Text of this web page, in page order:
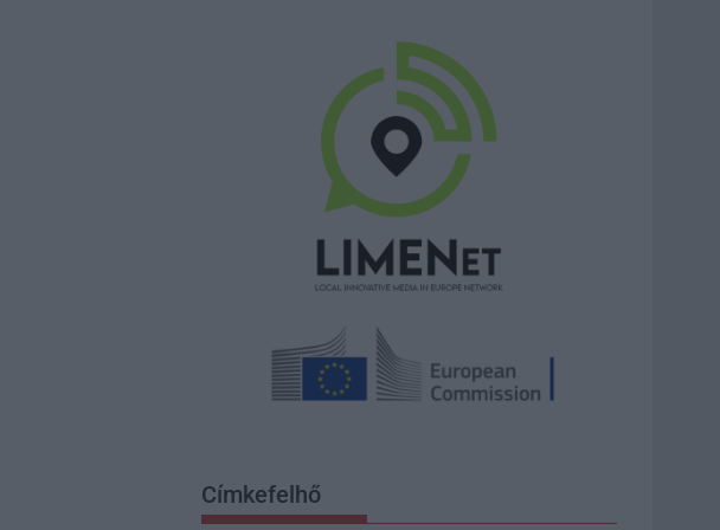
Címkefelhő